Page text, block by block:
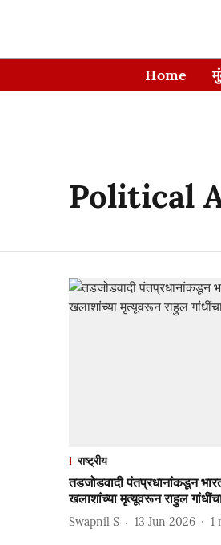
Home
Political
राष्ट्रीय
तडजोडवादी पंतप्रधानांकडून
खलाशांच्या मृत्यूवरून राहुल
Swapnil S 13 Jun 2026 1